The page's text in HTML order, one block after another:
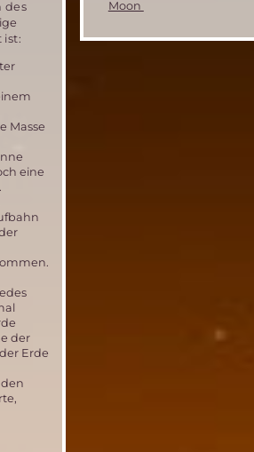
des
ist:
Masse
eine
der
Erde
Moon